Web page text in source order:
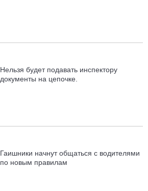
Нельзя будет подавать инспектору
документы на цепочке.
Гаишники начнут общаться с водителями
по новым правилам